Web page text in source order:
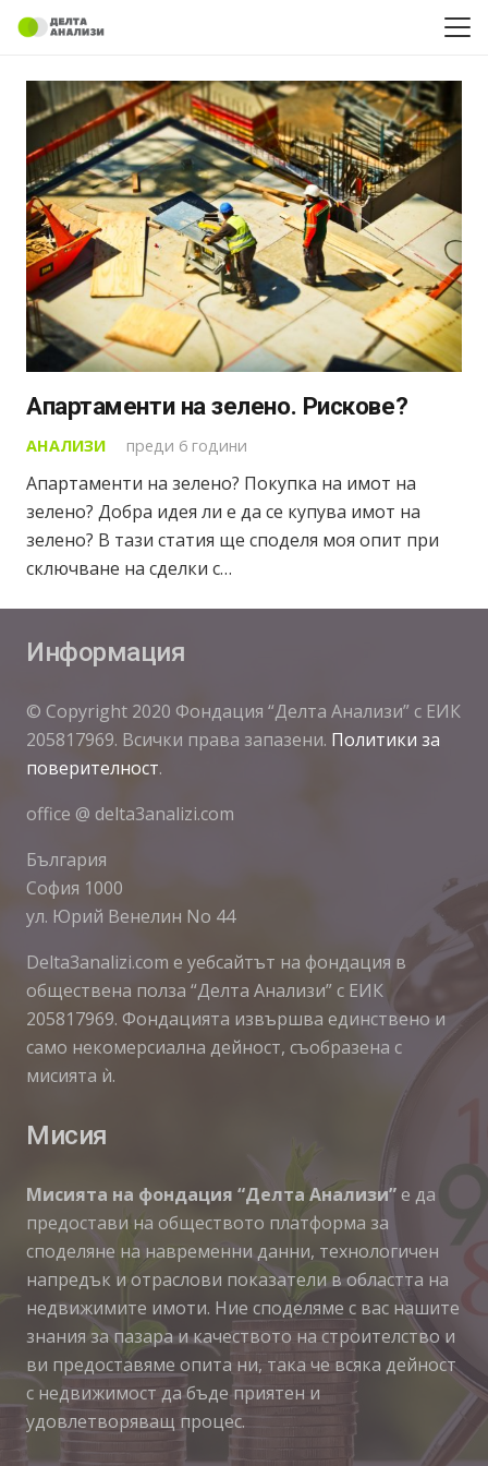
Апартаменти на зелено. Рискове?
АНАЛИЗИ преди 6 години
Апартаменти на зелено? Покупка на имот на
зелено? Добра идея ли е да се купува имот на
зелено? В тази статия ще споделя моя опит при
сключване на сделки с…
Информация
© Copyright 2020 Фондация “Делта Анализи” с ЕИК
205817969. Всички права запазени. Политики за
поверителност.
office @ delta3analizi.com
България
София 1000
ул. Юрий Венелин No 44
Delta3analizi.com e уебсайтът на фондация в
обществена полза “Делта Анализи” с ЕИК
205817969. Фондацията извършва единствено и
само некомерсиална дейност, съобразена с
мисията ѝ.
Мисия
Мисията на фондация “Делта Анализи”е да
предостави на обществото платформа за
споделяне на навременни данни, технологичен
напредък и отраслови показатели в областта на
недвижимите имоти. Ние споделяме с вас нашите
знания за пазара и качеството на строителство и
ви предоставяме опита ни, така че всяка дейност
с недвижимост да бъде приятен и
удовлетворяващ процес.